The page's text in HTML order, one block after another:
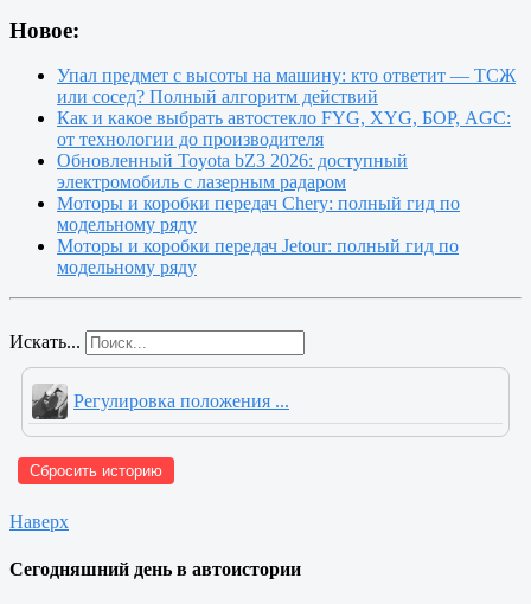
Новое:
Упал предмет с высоты на машину: кто ответит — ТСЖ
или сосед? Полный алгоритм действий
Как и какое выбрать автостекло FYG, XYG, БОР, AGC:
от технологии до производителя
Обновленный Toyota bZ3 2026: доступный
электромобиль с лазерным радаром
Моторы и коробки передач Chery: полный гид по
модельному ряду
Моторы и коробки передач Jetour: полный гид по
модельному ряду
Искать...
Регулировка положения ...
Сбросить историю
Наверх
Сегодняшний день в автоистории